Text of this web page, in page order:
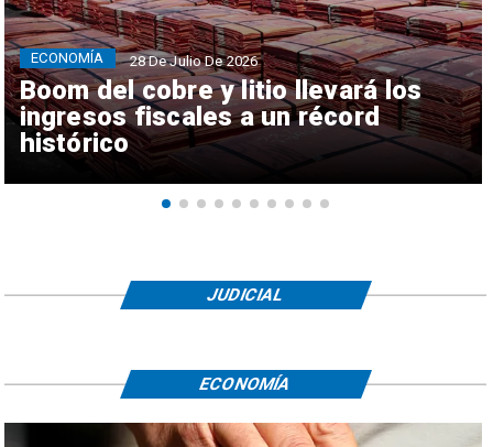
Boom del cobre y litio llevará los
ingresos fiscales a un récord
histórico
ECONOMÍA 28 De Julio De 2026
JUDICIAL
ECONOMÍA